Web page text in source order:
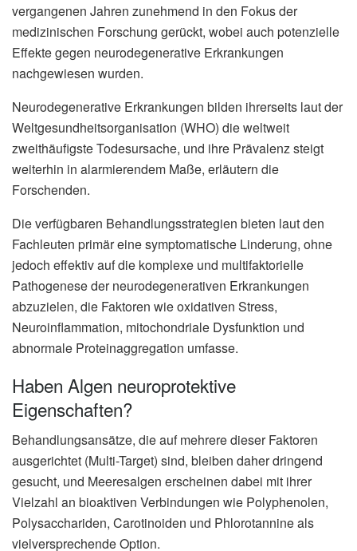
vergangenen Jahren zunehmend in den Fokus der
medizinischen Forschung gerückt, wobei auch potenzielle
Effekte gegen neurodegenerative Erkrankungen
nachgewiesen wurden.
Neurodegenerative Erkrankungen bilden ihrerseits laut der
Weltgesundheitsorganisation (WHO) die weltweit
zweithäufigste Todesursache, und ihre Prävalenz steigt
weiterhin in alarmierendem Maße, erläutern die
Forschenden.
Die verfügbaren Behandlungsstrategien bieten laut den
Fachleuten primär eine symptomatische Linderung, ohne
jedoch effektiv auf die komplexe und multifaktorielle
Pathogenese der neurodegenerativen Erkrankungen
abzuzielen, die Faktoren wie oxidativen Stress,
Neuroinflammation, mitochondriale Dysfunktion und
abnormale Proteinaggregation umfasse.
Haben Algen neuroprotektive
Eigenschaften?
Behandlungsansätze, die auf mehrere dieser Faktoren
ausgerichtet (Multi-Target) sind, bleiben daher dringend
gesucht, und Meeresalgen erscheinen dabei mit ihrer
Vielzahl an bioaktiven Verbindungen wie Polyphenolen,
Polysacchariden, Carotinoiden und Phlorotannine als
vielversprechende Option.